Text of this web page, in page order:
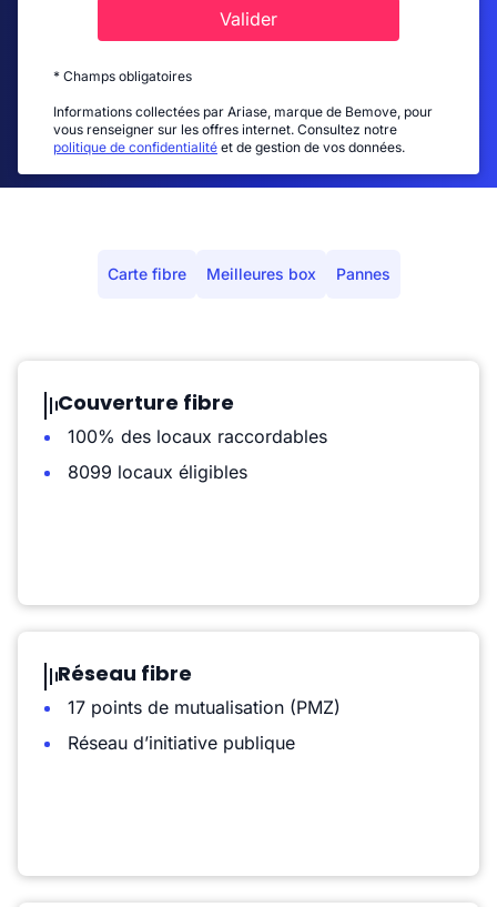
Valider
* Champs obligatoires
Informations collectées par Ariase, marque de Bemove, pour
vous renseigner sur les offres internet. Consultez notre
politique de confidentialité et de gestion de vos données.
Carte fibre Meilleures box Pannes
Couverture fibre
100% des locaux raccordables
8099 locaux éligibles
Réseau fibre
17 points de mutualisation (PMZ)
Réseau d’initiative publique